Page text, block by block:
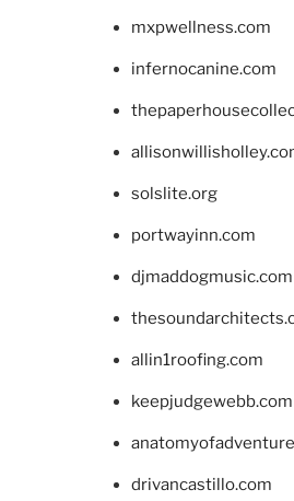
mxpwellness.com
infernocanine.com
solslite.org
portwayinn.com
djmaddogmusic.com
allin1roofing.com
keepjudgewebb.com
drivancastillo.com